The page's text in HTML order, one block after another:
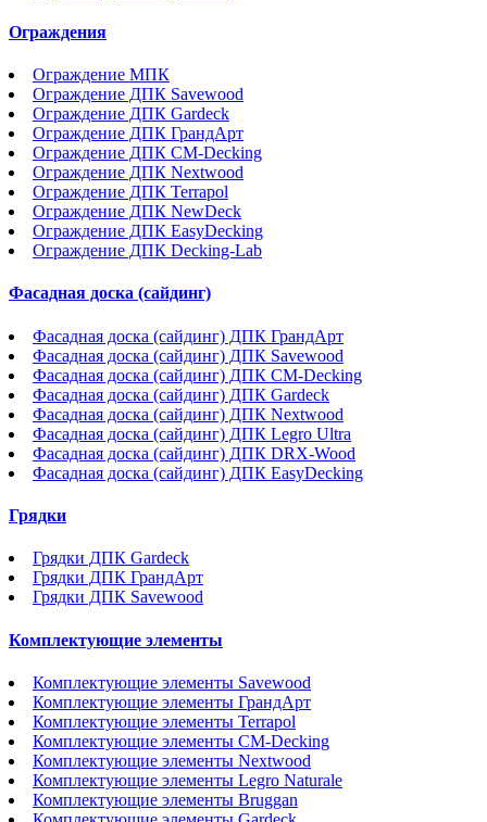
Ограждения
Ограждение МПК
Ограждение ДПК Savewood
Ограждение ДПК Gardeck
Ограждение ДПК ГрандАрт
Ограждение ДПК CM-Decking
Ограждение ДПК Nextwood
Ограждение ДПК Terrapol
Ограждение ДПК NewDeck
Ограждение ДПК EasyDecking
Ограждение ДПК Decking-Lab
Фасадная доска (сайдинг)
Фасадная доска (сайдинг) ДПК ГрандАрт
Фасадная доска (сайдинг) ДПК Savewood
Фасадная доска (сайдинг) ДПК CM-Decking
Фасадная доска (сайдинг) ДПК Gardeck
Фасадная доска (сайдинг) ДПК Nextwood
Фасадная доска (сайдинг) ДПК Legro Ultra
Фасадная доска (сайдинг) ДПК DRX-Wood
Фасадная доска (сайдинг) ДПК EasyDecking
Грядки
Грядки ДПК Gardeck
Грядки ДПК ГрандАрт
Грядки ДПК Savewood
Комплектующие элементы
Комплектующие элементы Savewood
Комплектующие элементы ГрандАрт
Комплектующие элементы Terrapol
Комплектующие элементы CM-Decking
Комплектующие элементы Nextwood
Комплектующие элементы Legro Naturale
Комплектующие элементы Bruggan